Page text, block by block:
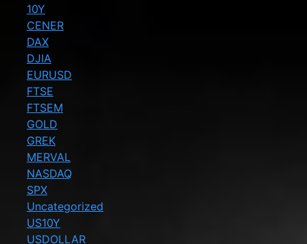
10Y
CENER
DAX
DJIA
EURUSD
FTSE
FTSEM
GOLD
GREK
MERVAL
NASDAQ
SPX
Uncategorized
US10Y
USDOLLAR